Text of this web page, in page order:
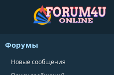
Форумы
Новые сообщения